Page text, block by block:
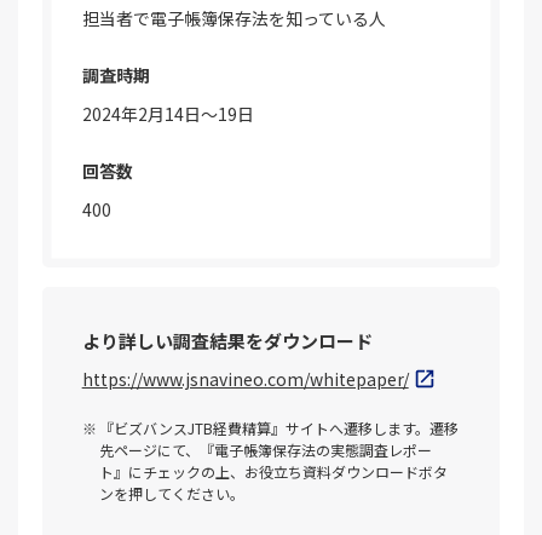
担当者で電子帳簿保存法を知っている人
調査時期
2024年2月14日～19日
回答数
400
より詳しい調査結果をダウンロード
https://www.jsnavineo.com/whitepaper/
『ビズバンスJTB経費精算』サイトへ遷移します。遷移
先ページにて、『電子帳簿保存法の実態調査レポー
ト』にチェックの上、お役立ち資料ダウンロードボタ
ンを押してください。